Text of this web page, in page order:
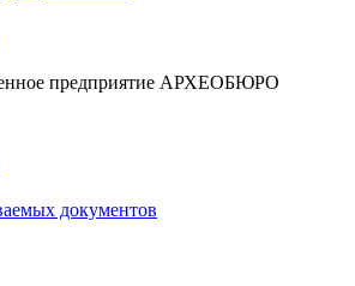
предприятие АРХЕОБЮРО
документов